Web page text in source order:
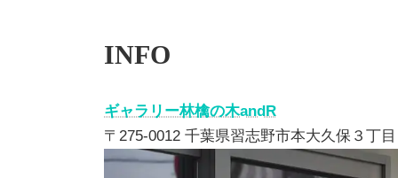
INFO
ギャラリー林檎の木andR
〒275-0012 千葉県習志野市本大久保３丁